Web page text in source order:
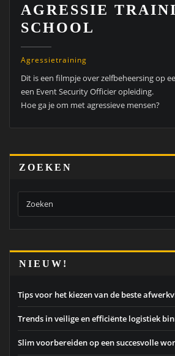
AGRESSIE
SCHOOL
Agressietraining
Dit is een filmpje over zelfbeheersing op
een Event Security Officier opleiding.
Hoe ga je om met agressieve mensen?
ZOEKEN
NIEUW!
Tips voor het kiezen van de beste
Trends in veilige en efficiënte logistiek
Slim voorbereiden op een succesvolle